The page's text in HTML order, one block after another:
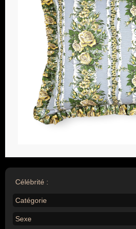
Célébrité :
Catégorie
Sexe